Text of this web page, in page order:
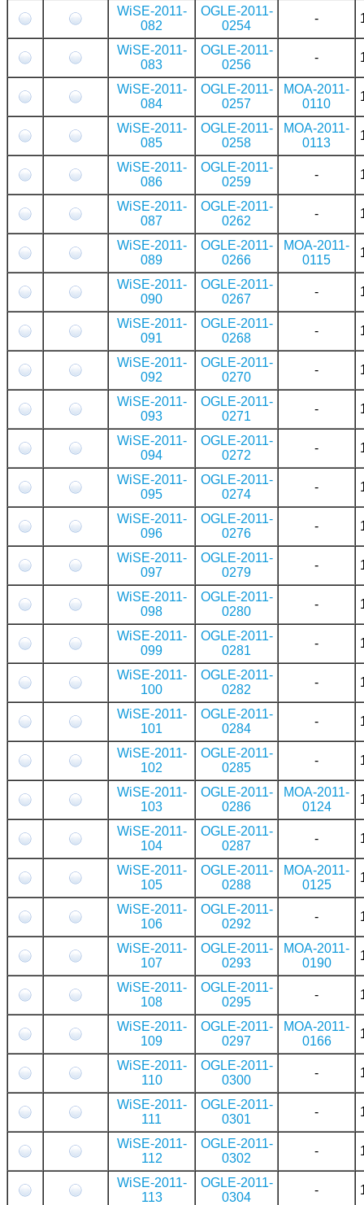
WiSE-2011-
082
OGLE-2011-
0254
-
WiSE-2011-
083
OGLE-2011-
0256
-
WiSE-2011-
084
OGLE-2011-
0257
MOA-2011-
0110
WiSE-2011-
085
OGLE-2011-
0258
MOA-2011-
0113
WiSE-2011-
086
OGLE-2011-
0259
-
WiSE-2011-
087
OGLE-2011-
0262
-
WiSE-2011-
089
OGLE-2011-
0266
MOA-2011-
0115
WiSE-2011-
090
OGLE-2011-
0267
-
WiSE-2011-
091
OGLE-2011-
0268
-
WiSE-2011-
092
OGLE-2011-
0270
-
WiSE-2011-
093
OGLE-2011-
0271
-
WiSE-2011-
094
OGLE-2011-
0272
-
WiSE-2011-
095
OGLE-2011-
0274
-
WiSE-2011-
096
OGLE-2011-
0276
-
WiSE-2011-
097
OGLE-2011-
0279
-
WiSE-2011-
098
OGLE-2011-
0280
-
WiSE-2011-
099
OGLE-2011-
0281
-
WiSE-2011-
100
OGLE-2011-
0282
-
WiSE-2011-
101
OGLE-2011-
0284
-
WiSE-2011-
102
OGLE-2011-
0285
-
WiSE-2011-
103
OGLE-2011-
0286
MOA-2011-
0124
WiSE-2011-
104
OGLE-2011-
0287
-
WiSE-2011-
105
OGLE-2011-
0288
MOA-2011-
0125
WiSE-2011-
106
OGLE-2011-
0292
-
WiSE-2011-
107
OGLE-2011-
0293
MOA-2011-
0190
WiSE-2011-
108
OGLE-2011-
0295
-
WiSE-2011-
109
OGLE-2011-
0297
MOA-2011-
0166
WiSE-2011-
110
OGLE-2011-
0300
-
WiSE-2011-
111
OGLE-2011-
0301
-
WiSE-2011-
112
OGLE-2011-
0302
-
WiSE-2011-
113
OGLE-2011-
0304
-